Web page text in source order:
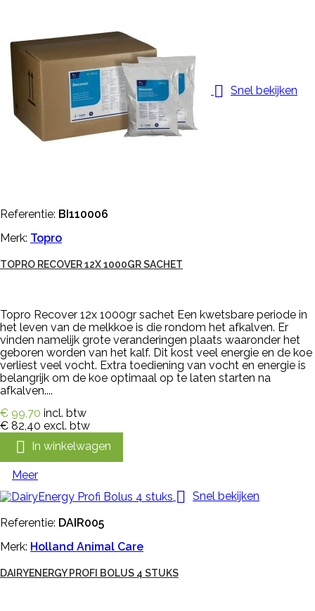
 Snel bekijken
Referentie: BI110006
Merk: Topro
TOPRO RECOVER 12X 1000GR SACHET
Topro Recover 12x 1000gr sachet Een kwetsbare periode in
het leven van de melkkoe is die rondom het afkalven. Er
vinden namelijk grote veranderingen plaats waaronder het
geboren worden van het kalf. Dit kost veel energie en de koe
verliest veel vocht. Extra toediening van vocht en energie is
belangrijk om de koe optimaal op te laten starten na
afkalven....
€ 99,70 incl. btw
€ 82,40 excl. btw
 In winkelwagen
Meer
 Snel bekijken
Referentie: DAIR005
Merk: Holland Animal Care
DAIRYENERGY PROFI BOLUS 4 STUKS